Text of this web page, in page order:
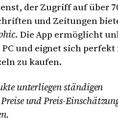
der Zugriff auf über
und Zeitungen
. Die App ermöglicht
und eignet sich
zu kaufen.
unterliegen ständigen
und Preis-